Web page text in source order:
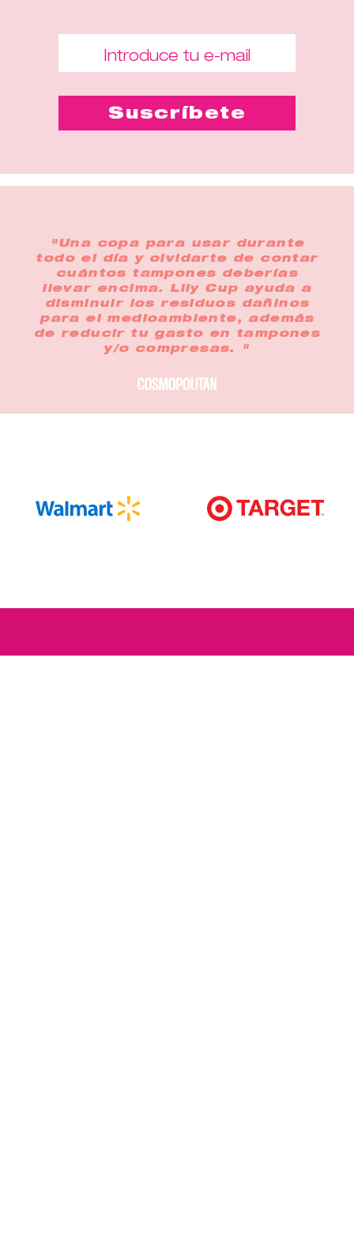
"Una copa para usar durante
todo el día y olvidarte de contar
cuántos tampones deberías
llevar encima. Lily Cup ayuda a
disminuir los residuos dañinos
para el medioambiente, además
de reducir tu gasto en tampones
y/o compresas. "